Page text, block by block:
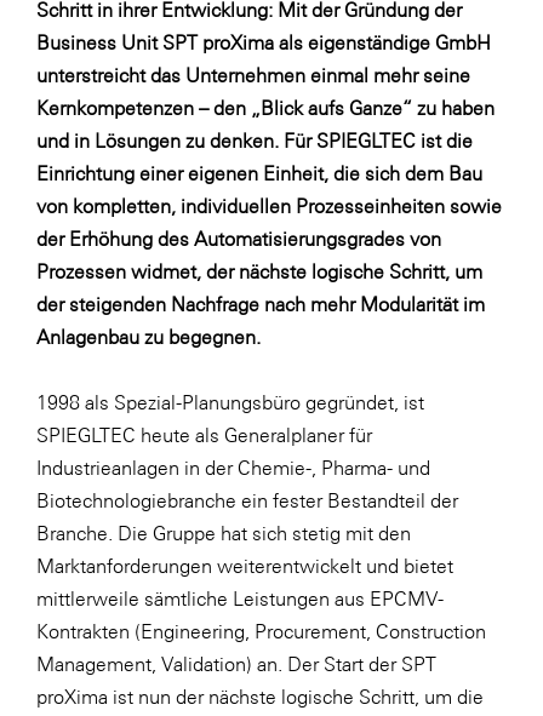
FV Energierohstoff & Kraftstoff
Gardena
Gas Connect Austria
GBV - Verband gemeinnütziger
Bauvereinigungen
Getzner Werkstoffe
Heimat Österreich
ikp
Johnson & Johnson
JELD-WEN DANA
kosaplaner
LAT Nitrogen
Libro
Lidl Österreich
MTH Retail Group
OMV
Schritt in ihrer Entwicklung: Mit der Gründung der
Business Unit SPT proXima als eigenständige GmbH
unterstreicht das Unternehmen einmal mehr seine
Kernkompetenzen – den „Blick aufs Ganze“ zu haben
und in Lösungen zu denken. Für SPIEGLTEC ist die
Einrichtung einer eigenen Einheit, die sich dem Bau
von kompletten, individuellen Prozesseinheiten sowie
der Erhöhung des Automatisierungsgrades von
Prozessen widmet, der nächste logische Schritt, um
der steigenden Nachfrage nach mehr Modularität im
Anlagenbau zu begegnen.
1998 als Spezial-Planungsbüro gegründet, ist
SPIEGLTEC heute als Generalplaner für
Industrieanlagen in der Chemie-, Pharma- und
Biotechnologiebranche ein fester Bestandteil der
Branche. Die Gruppe hat sich stetig mit den
Marktanforderungen weiterentwickelt und bietet
mittlerweile sämtliche Leistungen aus EPCMV-
Kontrakten (Engineering, Procurement, Construction
Management, Validation) an. Der Start der SPT
proXima ist nun der nächste logische Schritt, um die